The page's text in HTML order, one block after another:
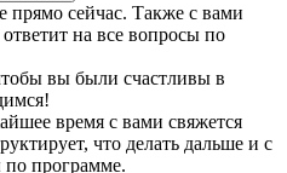
прямо сейчас. Также с вами
ответит на все вопросы по
вы были счастливы в
время с вами свяжется
что делать дальше и с
по программе.